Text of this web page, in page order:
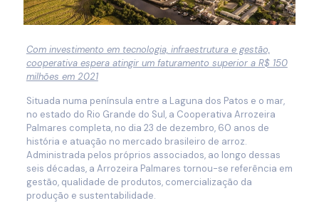
Com investimento em tecnologia, infraestrutura e gestão,
cooperativa espera atingir um faturamento superior a R$ 150
milhões em 2021
Situada numa península entre a Laguna dos Patos e o mar,
no estado do Rio Grande do Sul, a Cooperativa Arrozeira
Palmares completa, no dia 23 de dezembro, 60 anos de
história e atuação no mercado brasileiro de arroz.
Administrada pelos próprios associados, ao longo dessas
seis décadas, a Arrozeira Palmares tornou-se referência em
gestão, qualidade de produtos, comercialização da
produção e sustentabilidade.